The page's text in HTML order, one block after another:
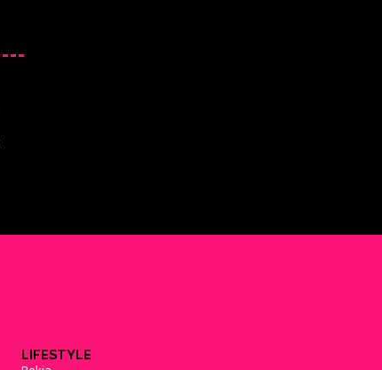
LIFESTYLE